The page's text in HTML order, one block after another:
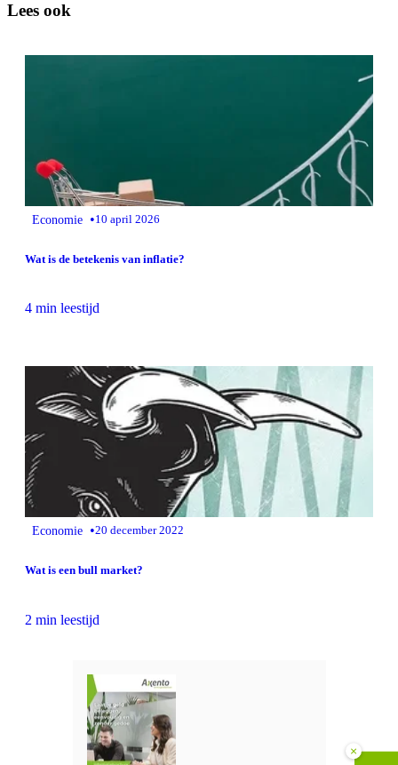
Lees ook
Economie •10 april 2026
Wat is de betekenis van inflatie?
4 min leestijd
Economie •20 december 2022
Wat is een bull market?
2 min leestijd
×